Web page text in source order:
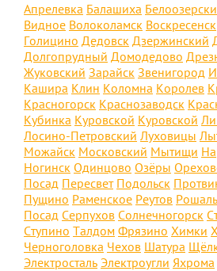
Апрелевка Балашиха
Видное Волоколамск Воскресенск
Голицино Дедовск Дзержинский
Долгопрудный Домодедово
Жуковский Зарайск Звенигород
Кашира Клин Коломна Королев
Красногорск Краснозаводск
Кубинка Куровской Куровской
Лосино-Петровский Луховицы
Можайск Московский Мытищи
Ногинск Одинцово Озёры
Посад Пересвет Подольск
Пущино Раменское Реутов Рошаль
Посад Серпухов Солнечногорск
Ступино Талдом Фрязино Химки
Черноголовка Чехов Шатура
Электросталь Электроугли Яхрома